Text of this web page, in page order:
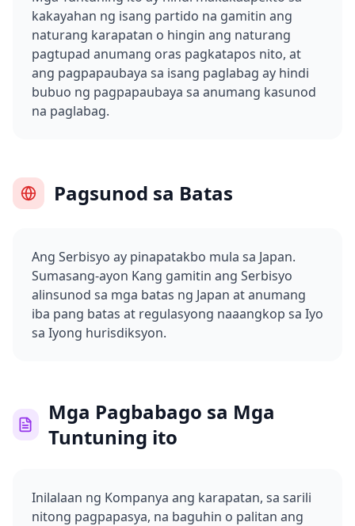
kakayahan ng isang partido na gamitin ang
naturang karapatan o hingin ang naturang
pagtupad anumang oras pagkatapos nito, at
ang pagpapaubaya sa isang paglabag ay hindi
bubuo ng pagpapaubaya sa anumang kasunod
na paglabag.
Pagsunod sa Batas
Ang Serbisyo ay pinapatakbo mula sa Japan.
Sumasang-ayon Kang gamitin ang Serbisyo
alinsunod sa mga batas ng Japan at anumang
iba pang batas at regulasyong naaangkop sa Iyo
sa Iyong hurisdiksyon.
Mga Pagbabago sa Mga
Tuntuning ito
Inilalaan ng Kompanya ang karapatan, sa sarili
nitong pagpapasya, na baguhin o palitan ang